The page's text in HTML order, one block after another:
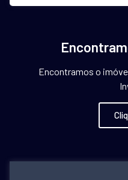
Encontramos o